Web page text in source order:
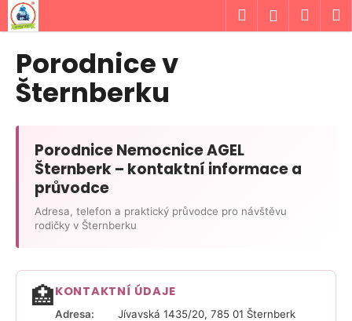
Přejít
na
obsah
Hledat
Porodnice v
Šternberku
Porodnice Nemocnice AGEL
Šternberk – kontaktní informace a
průvodce
Adresa, telefon a praktický průvodce pro návštěvu
rodičky v Šternberku
🏥KONTAKTNÍ ÚDAJE
Adresa:
Jívavská 1435/20, 785 01 Šternberk
K
o
C
o
p
u
j